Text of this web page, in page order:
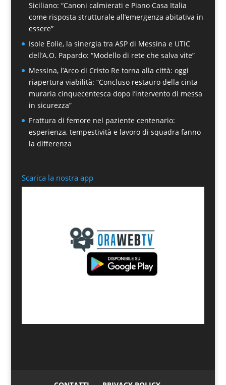
Siciliano: “Canoni calmierati e Piano Casa Italia
come risposta strutturale all’emergenza abitativa in
essere”
Isole Eolie, la sinergia tra ASP di Messina e UTIC
dell’A.O. Papardo: “Modello di rete che salva vite”
Messina, l’Arco di Cristo Re torna alla città: oggi
riapertura viabilità: “Concluso restauro della cinta
muraria cinquecentesca dopo l’intervento di messa
in sicurezza”
Frattura di femore nel paziente centenario:
esperienza, tempestività e lavoro di squadra fanno
la differenza
Scarica la nostra app